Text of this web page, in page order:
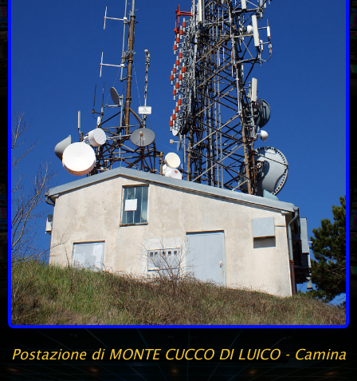
Postazione di MONTE CUCCO DI LUICO - Camina